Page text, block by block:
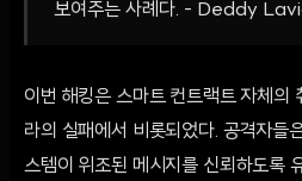
보여주는 사례다. - Deddy
이번 해킹은 스마트 컨트랙트 자체의
라의 실패에서 비롯되었다. 공격자들
스템이 위조된 메시지를 신뢰하도록